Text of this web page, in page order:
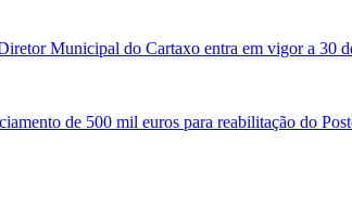
Municipal do Cartaxo entra em vigor a 30
de 500 mil euros para reabilitação do